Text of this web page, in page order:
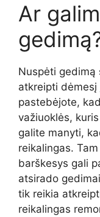
Ar
Nuspėti gedimą
atkreipti
pastebėjote,
važiuoklės,
galite manyti,
reikalingas.
barškesys gali
atsirado
tik reikia
reikalingas